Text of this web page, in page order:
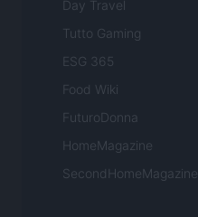
Day Travel
Tutto Gaming
ESG 365
Food Wiki
FuturoDonna
HomeMagazine
SecondHomeMagazine